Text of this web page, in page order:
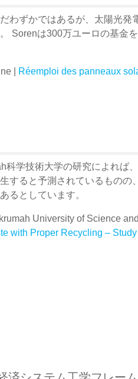
だわずかではあるが、太陽光
Sorenは300万ユーロの基金
| Réemploi des panneaux
科学技術大学の研究によれば
すると予測されているもの
るとしています。
University of Science
with Proper Recycling –